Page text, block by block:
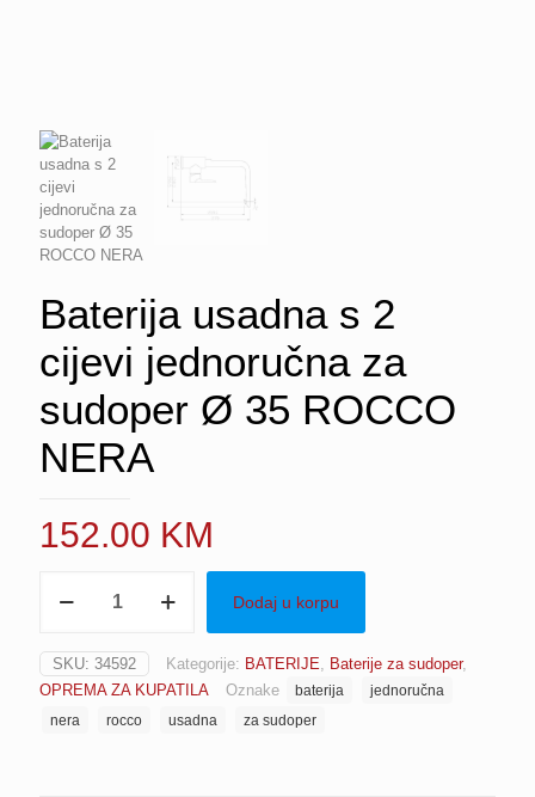
Baterija usadna s 2
cijevi jednoručna za
sudoper Ø 35 ROCCO
NERA
152.00 KM
usadna
2
cijevi
jednoručna
za
Dodaj u korpu
SKU: 34592 Kategorije: BATERIJE, Baterije za sudoper,
OPREMA ZA KUPATILA
Oznake baterija
jednoručna
nera
rocco usadna za sudoper